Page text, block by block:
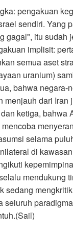
pengakuan
sendiri. Yang
gagal", itu sudah
implisit:
semua aset
uranium)
bahwa negara-
menjauh dari Iran
ketiga, bahwa
selama
di
mendukung
sedang
seluruh